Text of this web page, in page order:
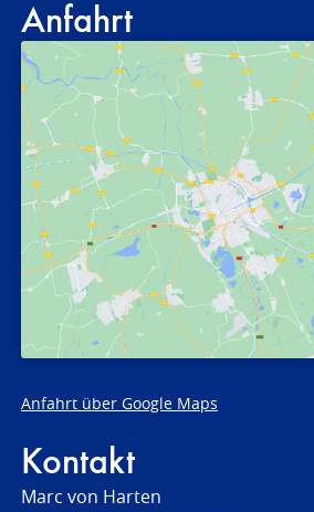
Anfahrt
Anfahrt über Google Maps
Kontakt
Marc von Harten